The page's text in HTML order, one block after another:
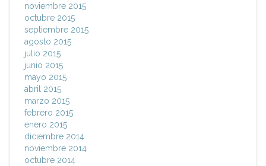
noviembre 2015
octubre 2015
septiembre 2015
agosto 2015
julio 2015
junio 2015
mayo 2015
abril 2015
marzo 2015
febrero 2015
enero 2015
diciembre 2014
noviembre 2014
octubre 2014